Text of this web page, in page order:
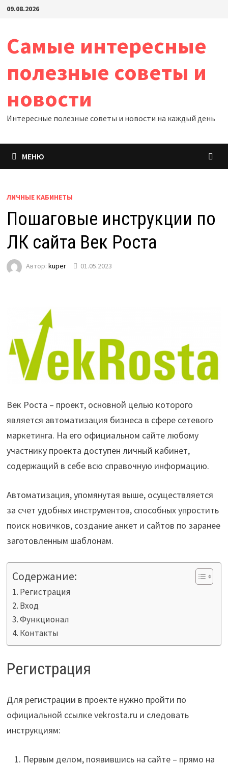
Перейти
09.08.2026
Самые интересные
полезные советы и
новости
Интересные полезные советы и новости на каждый день
МЕНЮ
ЛИЧНЫЕ КАБИНЕТЫ
Пошаговые инструкции по
ЛК сайта Век Роста
Автор: kuper 01.05.2023
Век Роста – проект, основной целью которого
является автоматизация бизнеса в сфере сетевого
маркетинга. На его официальном сайте любому
участнику проекта доступен личный кабинет,
содержащий в себе всю справочную информацию.
Автоматизация, упомянутая выше, осуществляется
за счет удобных инструментов, способных упростить
поиск новичков, создание анкет и сайтов по заранее
заготовленным шаблонам.
Содержание:
Регистрация
Вход
Функционал
Контакты
Регистрация
Для регистрации в проекте нужно пройти по
официальной ссылке vekrosta.ru и следовать
инструкциям:
Первым делом, появившись на сайте – прямо на